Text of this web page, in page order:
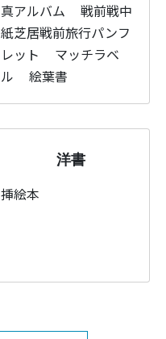
真アルバム
戦前戦中
紙芝居戦前旅行パンフ
レット
マッチラベ
ル
絵葉書
洋書
挿絵本